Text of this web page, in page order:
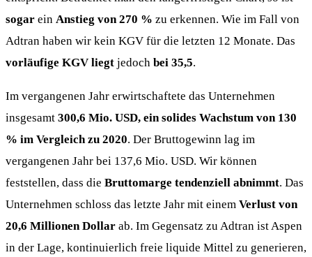
sogar ein Anstieg von 270 % zu erkennen. Wie im Fall von
Adtran haben wir kein KGV für die letzten 12 Monate. Das
vorläufige KGV liegt jedoch bei 35,5.
Im vergangenen Jahr erwirtschaftete das Unternehmen
insgesamt 300,6 Mio. USD, ein solides Wachstum von 130
% im Vergleich zu 2020. Der Bruttogewinn lag im
vergangenen Jahr bei 137,6 Mio. USD. Wir können
feststellen, dass die Bruttomarge tendenziell abnimmt. Das
Unternehmen schloss das letzte Jahr mit einem Verlust von
20,6 Millionen Dollar ab. Im Gegensatz zu Adtran ist Aspen
in der Lage, kontinuierlich freie liquide Mittel zu generieren,